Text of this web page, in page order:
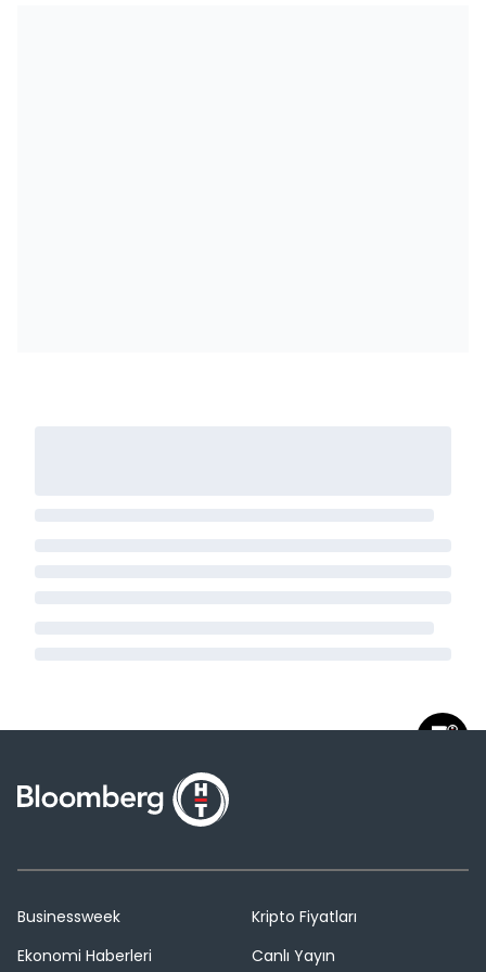
Businessweek
Ekonomi Haberleri
Kripto Fiyatları
Canlı Yayın